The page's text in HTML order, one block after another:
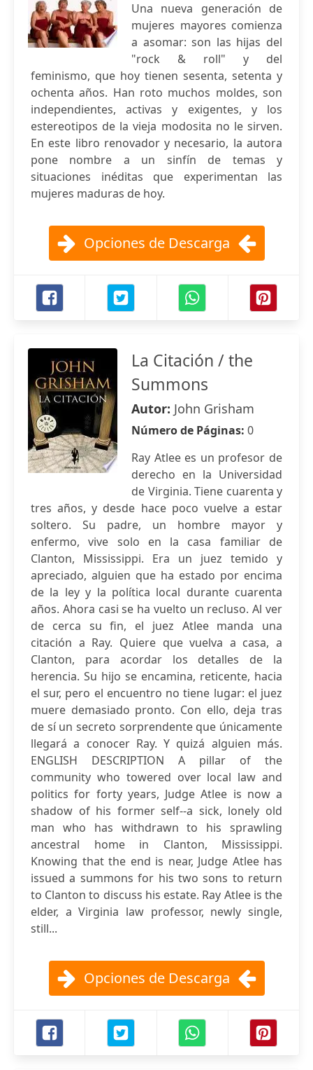
Una nueva generación de
mujeres mayores comienza
a asomar: son las hijas del
"rock & roll" y del
feminismo, que hoy tienen sesenta, setenta y
ochenta años. Han roto muchos moldes, son
independientes, activas y exigentes, y los
estereotipos de la vieja modosita no le sirven.
En este libro renovador y necesario, la autora
pone nombre a un sinfín de temas y
situaciones inéditas que experimentan las
mujeres maduras de hoy.
Opciones de Descarga
La Citación / the
Summons
Autor: John Grisham
Número de Páginas: 0
Ray Atlee es un profesor de
derecho en la Universidad
de Virginia. Tiene cuarenta y
tres años, y desde hace poco vuelve a estar
soltero. Su padre, un hombre mayor y
enfermo, vive solo en la casa familiar de
Clanton, Mississippi. Era un juez temido y
apreciado, alguien que ha estado por encima
de la ley y la política local durante cuarenta
años. Ahora casi se ha vuelto un recluso. Al ver
de cerca su fin, el juez Atlee manda una
citación a Ray. Quiere que vuelva a casa, a
Clanton, para acordar los detalles de la
herencia. Su hijo se encamina, reticente, hacia
el sur, pero el encuentro no tiene lugar: el juez
muere demasiado pronto. Con ello, deja tras
de sí un secreto sorprendente que únicamente
llegará a conocer Ray. Y quizá alguien más.
ENGLISH DESCRIPTION A pillar of the
community who towered over local law and
politics for forty years, Judge Atlee is now a
shadow of his former self--a sick, lonely old
man who has withdrawn to his sprawling
ancestral home in Clanton, Mississippi.
Knowing that the end is near, Judge Atlee has
issued a summons for his two sons to return
to Clanton to discuss his estate. Ray Atlee is the
elder, a Virginia law professor, newly single,
still...
Opciones de Descarga